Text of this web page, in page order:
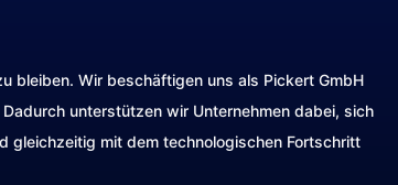
bleiben. Wir beschäftigen uns als Pickert GmbH
unterstützen wir Unternehmen dabei, sich
gleichzeitig mit dem technologischen Fortschritt